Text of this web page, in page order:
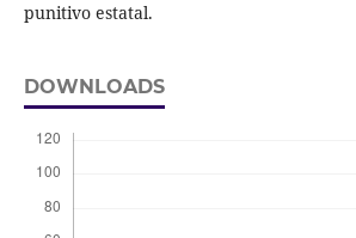
punitivo estatal.
DOWNLOADS